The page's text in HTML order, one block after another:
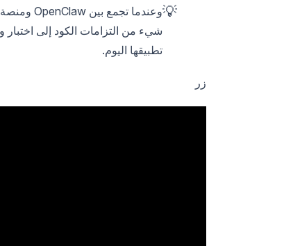
💡
تطبيقها اليوم.
زر